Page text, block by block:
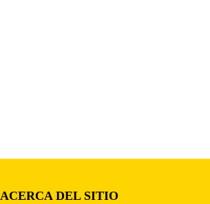
ACERCA DEL SITIO